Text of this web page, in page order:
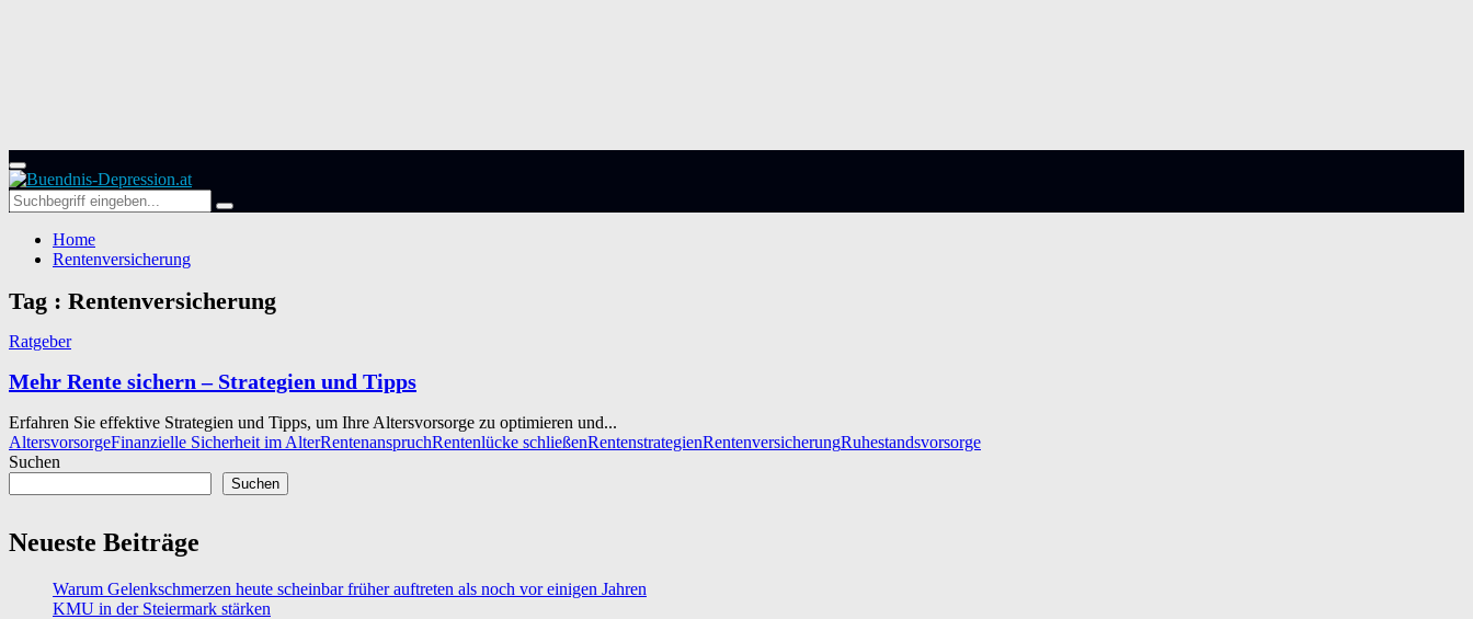
Primary
Menu
Search
for:
Search
Home
Rentenversicherung
Tag : Rentenversicherung
Ratgeber
Mehr Rente sichern – Strategien und Tipps
Erfahren Sie effektive Strategien und Tipps, um Ihre Altersvorsorge zu optimieren und...
AltersvorsorgeFinanzielle Sicherheit im AlterRentenanspruchRentenlücke schließenRentenstrategienRentenversicherungRuhestandsvorsorge
Suchen
Suchen
Neueste Beiträge
Warum Gelenkschmerzen heute scheinbar früher auftreten als noch vor einigen Jahren
KMU in der Steiermark stärken